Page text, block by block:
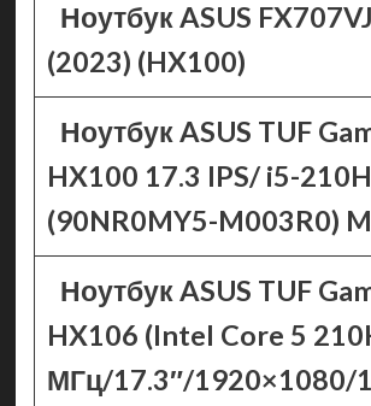
Ноутбук ASUS
(2023) (HX100)
Ноутбук ASUS TUF
HX100 17.3 IPS/ i5-
(90NR0MY5-M003R0)
Ноутбук ASUS TUF
HX106 (Intel Core 5
МГц/17.3″/1920×1080/